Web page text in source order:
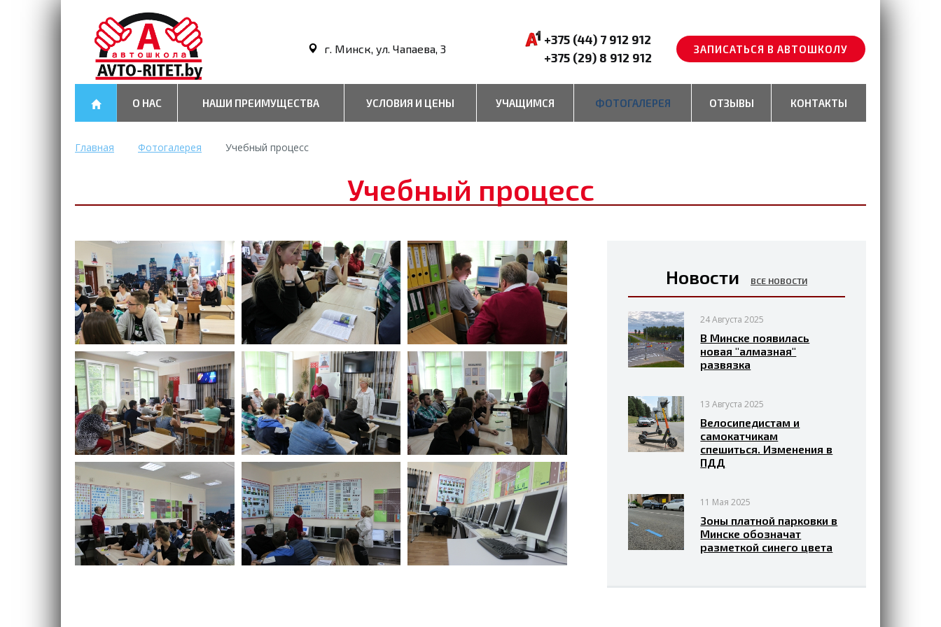
г. Минск, ул. Чапаева, 3
+375 (44) 7 912 912
+375 (29) 8 912 912
ЗАПИСАТЬСЯ В АВТОШКОЛУ
О НАС НАШИ ПРЕИМУЩЕСТВА УСЛОВИЯ И ЦЕНЫ УЧАЩИМСЯ ФОТОГАЛЕРЕЯ ОТЗЫВЫ КОНТАКТЫ
Главная Фотогалерея Учебный процесс
Учебный процесс
Новости ВСЕ НОВОСТИ
24 Августа 2025
В Минске появилась
новая "алмазная"
развязка
13 Августа 2025
Велосипедистам и
самокатчикам
спешиться. Изменения в
ПДД
11 Мая 2025
Зоны платной парковки в
Минске обозначат
разметкой синего цвета